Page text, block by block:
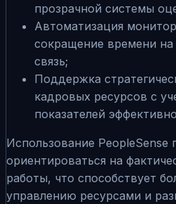
прозрачной системы
Автоматизация
сокращение времени
связь;
Поддержка
кадровых ресурсов с
показателей
Использование PeopleSense
ориентироваться на
работы, что способствует
управлению ресурсами и